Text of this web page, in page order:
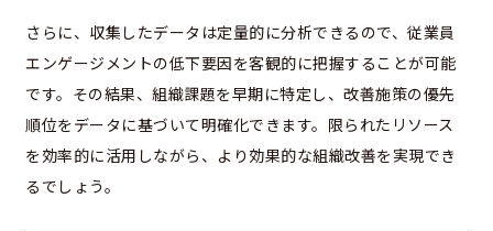
さらに、収集したデータは定量的に分析できるので、従業員
エンゲージメントの低下要因を客観的に把握することが可能
です。その結果、組織課題を早期に特定し、改善施策の優先
順位をデータに基づいて明確化できます。限られたリソース
を効率的に活用しながら、より効果的な組織改善を実現でき
るでしょう。